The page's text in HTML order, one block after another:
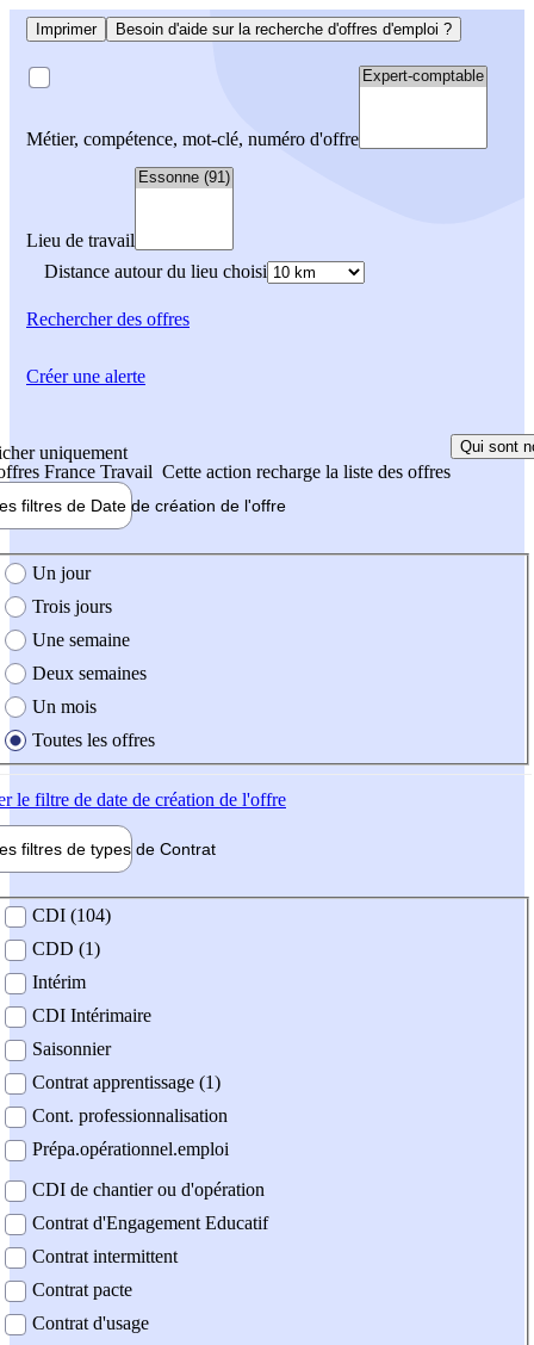
Imprimer Besoin d'aide sur la recherche d'offres d'emploi ?
Métier, compétence, mot-clé, numéro d'offre
Lieu de travail
Distance autour du lieu choisi
Rechercherdes offres
uniquement
France Travail Cette action recharge la liste des offres
Qui sont
filtres de Date de création de l'offre
création de l'offre
Un jour
Trois jours
Une semaine
Deux semaines
Un mois
Toutes les offres
le filtre de date de création de l'offre
filtres de types de Contrat
contrat
CDI (104)
CDD (1)
Intérim
CDI Intérimaire
Saisonnier
Contrat apprentissage (1)
Cont. professionnalisation
Prépa.opérationnel.emploi
CDI de chantier ou d'opération
Contrat d'Engagement Educatif
Contrat intermittent
Contrat pacte
Contrat d'usage
Créer une alerte